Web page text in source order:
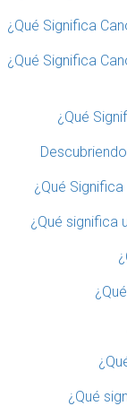
¿Qué Significa
¿Qué Significa
¿Qué
¿Qué
¿Qué significa
¿Qué